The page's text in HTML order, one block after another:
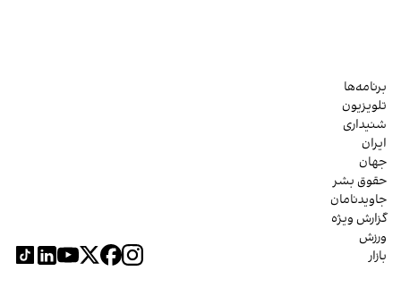
برنامه‌ها
تلویزیون
شنیداری
ایران
جهان
حقوق بشر
جاویدنامان
گزارش ویژه
ورزش
بازار